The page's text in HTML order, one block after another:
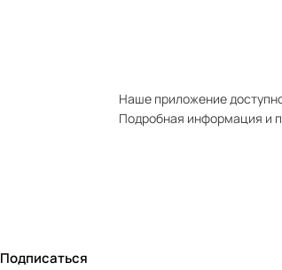
Наше приложение
Подробная информация и
Подписаться